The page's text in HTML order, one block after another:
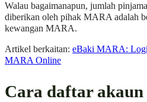
Walau bagaimanapun, jumlah
diberikan oleh pihak MARA adalah
kewangan MARA.
Artikel berkaitan: eBaki MARA:
MARA Online
Cara daftar